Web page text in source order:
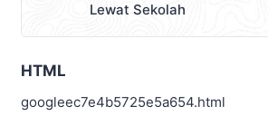
Lewat Sekolah
HTML
googleec7e4b5725e5a654.html